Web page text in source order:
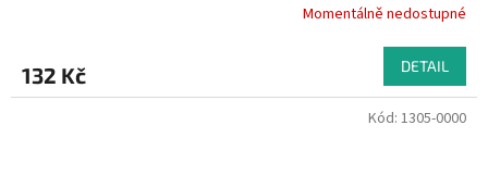
Momentálně nedostupné
132 Kč DETAIL
Kód: 1305-0000